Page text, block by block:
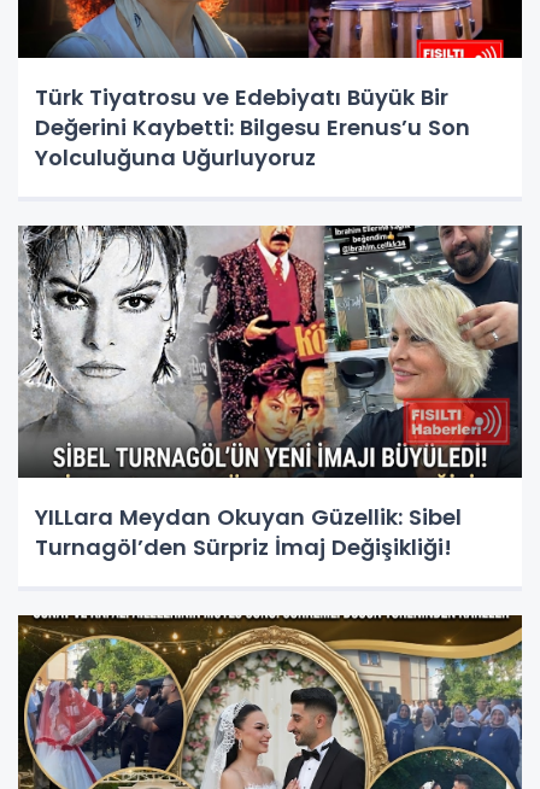
Türk Tiyatrosu ve Edebiyatı Büyük Bir
Değerini Kaybetti: Bilgesu Erenus’u Son
Yolculuğuna Uğurluyoruz
YILLara Meydan Okuyan Güzellik: Sibel
Turnagöl’den Sürpriz İmaj Değişikliği!